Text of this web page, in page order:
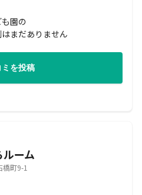
園の
まだありません
ミを投稿
ーム
町9-1